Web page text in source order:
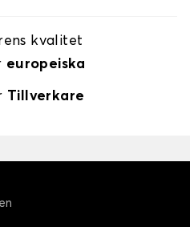
kvalitet
europeiska
Tillverkare